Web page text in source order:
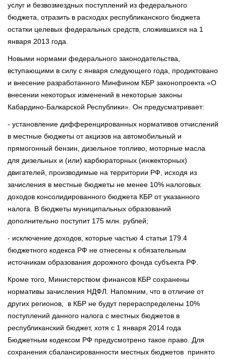
услуг и безвозмездных поступлений из федерального
бюджета, отразить в расходах республиканского бюджета
остатки целевых федеральных средств, сложившихся на 1
января 2013 года.
Новыми нормами федерального законодательства,
вступающими в силу с января следующего года, продиктовано
и внесение разработанного Минфином КБР законопроекта «О
внесении некоторых изменений в некоторые законы
Кабардино-Балкарской Республики». Он предусматривает:
- установление дифференцированных нормативов отчислений
в местные бюджеты от акцизов на автомобильный и
прямогонный бензин, дизельное топливо, моторные масла
для дизельных и (или) карбюраторных (инжекторных)
двигателей, производимые на территории РФ, исходя из
зачисления в местные бюджеты не менее 10% налоговых
доходов консолидированного бюджета КБР от указанного
налога. В бюджеты муниципальных образований
дополнительно поступит 175 млн. рублей;
- исключение доходов, которые частью 4 статьи 179.4
бюджетного кодекса РФ не отнесены к обязательным
источникам образования дорожного фонда субъекта РФ.
Кроме того, Министерством финансов КБР сохранены
нормативы зачисления НДФЛ. Напомним, что в отличие от
других регионов, в КБР не будут перераспределены 10%
поступлений данного налога с местных бюджетов в
республиканский бюджет, хотя с 1 января 2014 года
Бюджетным кодексом РФ предусмотрено такое право. Для
сохранения сбалансированности местных бюджетов принято